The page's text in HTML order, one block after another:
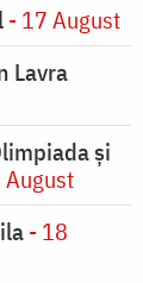
- 17 August
Lavra
și
August
- 18